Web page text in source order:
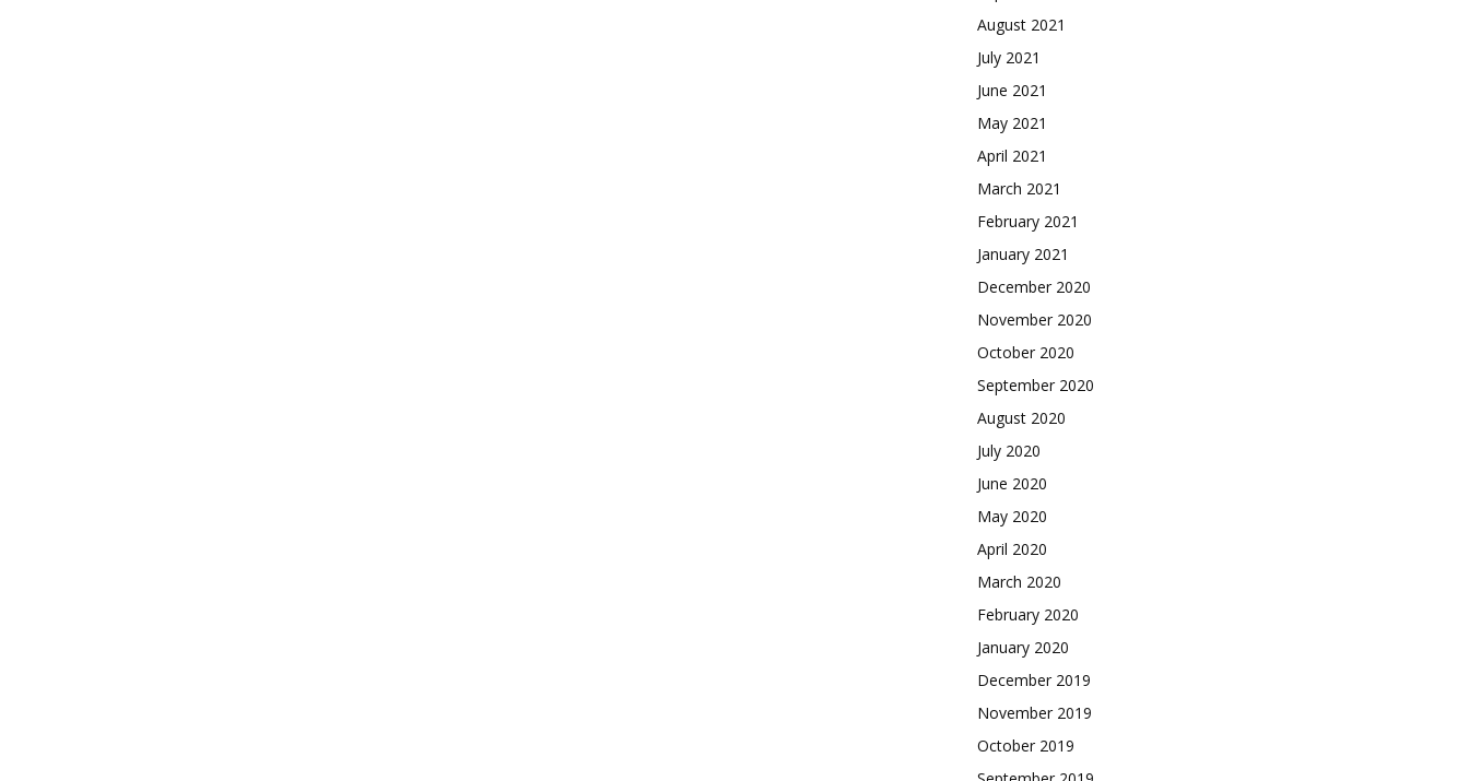
August 2021
July 2021
June 2021
May 2021
April 2021
March 2021
February 2021
January 2021
December 2020
November 2020
October 2020
September 2020
August 2020
July 2020
June 2020
May 2020
April 2020
March 2020
February 2020
January 2020
December 2019
November 2019
October 2019